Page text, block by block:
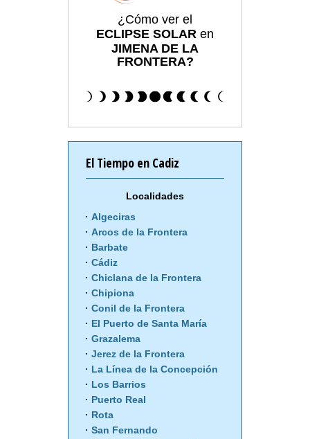
¿Cómo ver el
ECLIPSE SOLAR en
JIMENA DE LA
FRONTERA?
El Tiempo en Cadiz
Localidades
Algeciras
Arcos de la Frontera
Barbate
Cádiz
Chiclana de la Frontera
Chipiona
Conil de la Frontera
El Puerto de Santa María
Grazalema
Jerez de la Frontera
La Línea de la Concepción
Los Barrios
Puerto Real
Rota
San Fernando